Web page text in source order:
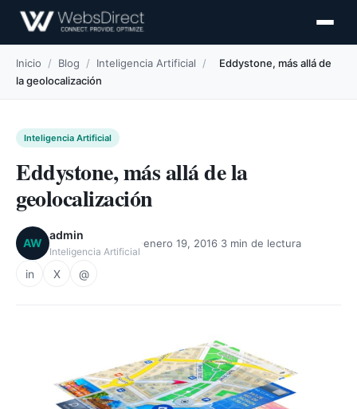
Inicio / Blog / Inteligencia Artificial /
Eddystone, más allá de
la geolocalización
Inteligencia Artificial
Eddystone, más allá de la
geolocalización
AW
admin
Inteligencia Artificial
enero 19, 2016 3 min de lectura
in X @